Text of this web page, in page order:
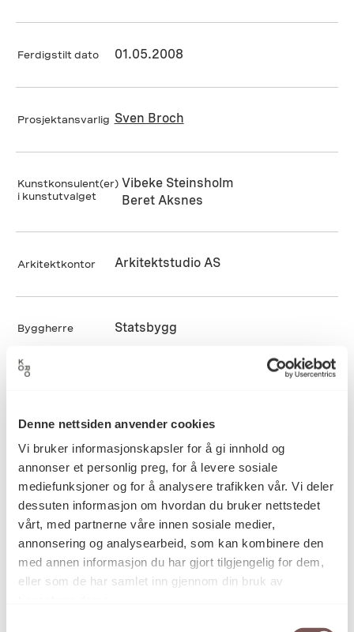
Denne nettsiden anvender cookies
Vi bruker informasjonskapsler for å gi innhold og
annonser et personlig preg, for å levere sosiale
mediefunksjoner og for å analysere trafikken vår. Vi deler
dessuten informasjon om hvordan du bruker nettstedet
vårt, med partnerne våre innen sosiale medier,
annonsering og analysearbeid, som kan kombinere den
med annen informasjon du har gjort tilgjengelig for dem,
eller som de har samlet inn gjennom din bruk av
Ferdigstilt dato 01.05.2008
Prosjektansvarlig Sven Broch
Kunstkonsulent(er)
i kunstutvalget
Vibeke Steinsholm
Beret Aksnes
Arkitektkontor Arkitektstudio AS
Byggherre Statsbygg
Tilgjengelig for publikum
Program Kunst til statens nybygg